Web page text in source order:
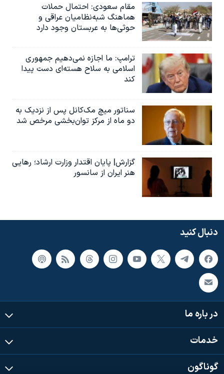
مقام سعودی: احتمال حملات
هماهنگ شبه‌نظامیان عراقی و
حوثی‌ها به عربستان وجود دارد
ترامپ: ما اجازه نمی‌دهیم جمهوری
اسلامی به سلاح هسته‌ای دست پیدا
کند
سناتور میچ مک‌کانل پس از نزدیک به
دو ماه از مرکز توان‌بخشی مرخص شد
گزارش| پایان اقتدار وزارت ارشاد؛ رهایی
هنر ایران از سانسور
دنبال کنید
در باره ما
خدمات
گوناگون